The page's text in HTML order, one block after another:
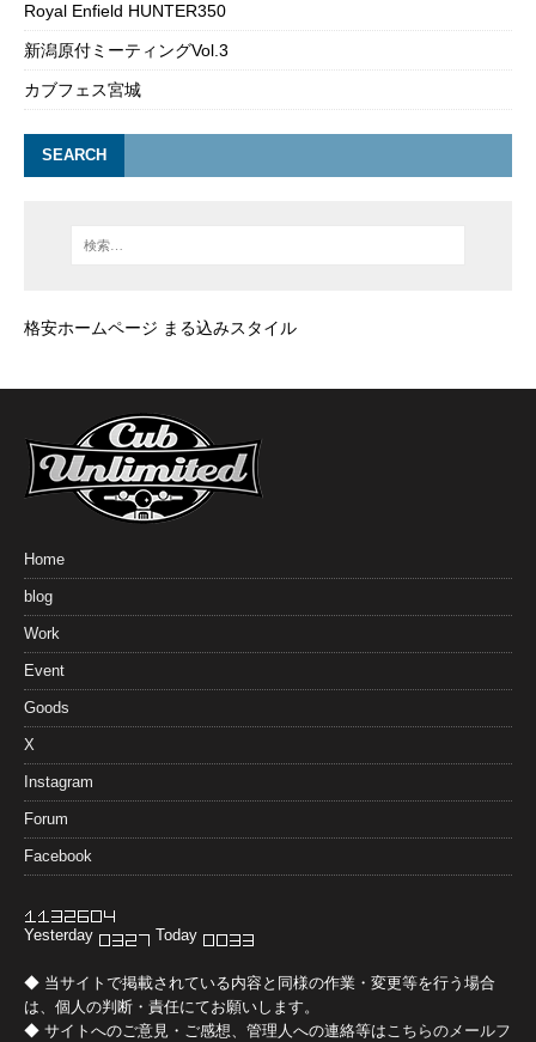
Royal Enfield HUNTER350
新潟原付ミーティングVol.3
カブフェス宮城
SEARCH
格安ホームページ まる込みスタイル
Home
blog
Work
Event
Goods
X
Instagram
Forum
Facebook
Yesterday Today
◆ 当サイトで掲載されている内容と同様の作業・変更等を行う場合
は、個人の判断・責任にてお願いします。
◆ サイトへのご意見・ご感想、管理人への連絡等は こちらのメールフ